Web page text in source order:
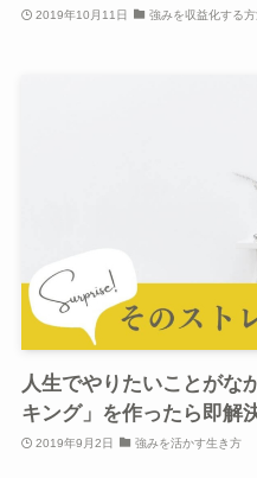
2019年10月11日 強みを収益化する
人生でやりたいことがな
キング」を作ったら即解
2019年9月2日 強みを活かす生き方